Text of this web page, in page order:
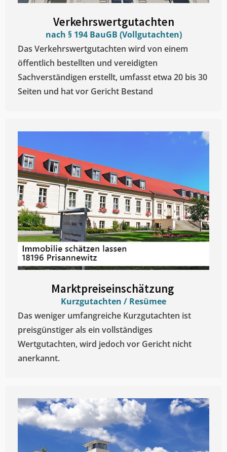
Verkehrswertgutachten
nach § 194 BauGB (Vollgutachten)
Das Verkehrswertgutachten wird von einem
öffentlich bestellten und vereidigten
Sachverständigen erstellt, umfasst etwa 20 bis 30
Seiten und hat vor Gericht Bestand
Marktpreiseinschätzung ​
Kurzgutachten / Resümee
Das weniger umfangreiche Kurzgutachten ist
preisgünstiger als ein vollständiges
Wertgutachten, wird jedoch vor Gericht nicht
anerkannt.